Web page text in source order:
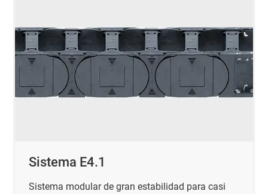
Sistema E4.1
Sistema modular de gran estabilidad para casi